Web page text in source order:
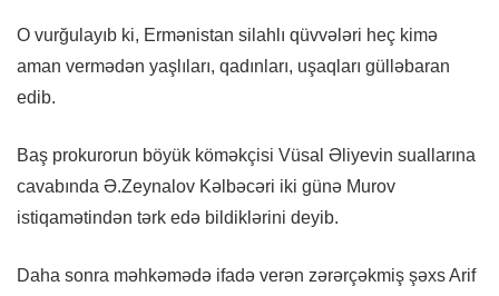
O vurğulayıb ki, Ermənistan silahlı qüvvələri heç kimə
aman vermədən yaşlıları, qadınları, uşaqları gülləbaran
edib.
Baş prokurorun böyük köməkçisi Vüsal Əliyevin suallarına
cavabında Ə.Zeynalov Kəlbəcəri iki günə Murov
istiqamətindən tərk edə bildiklərini deyib.
Daha sonra məhkəmədə ifadə verən zərərçəkmiş şəxs Arif